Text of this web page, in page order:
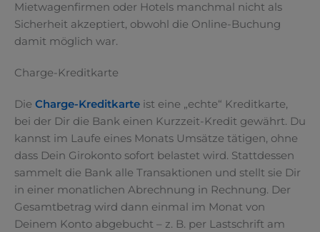
Mietwagenfirmen oder Hotels manchmal nicht als
Sicherheit akzeptiert, obwohl die Online-Buchung
damit möglich war.
Charge-Kreditkarte
Die Charge-Kreditkarte ist eine „echte“ Kreditkarte,
bei der Dir die Bank einen Kurzzeit-Kredit gewährt. Du
kannst im Laufe eines Monats Umsätze tätigen, ohne
dass Dein Girokonto sofort belastet wird. Stattdessen
sammelt die Bank alle Transaktionen und stellt sie Dir
in einer monatlichen Abrechnung in Rechnung. Der
Gesamtbetrag wird dann einmal im Monat von
Deinem Konto abgebucht – z. B. per Lastschrift am